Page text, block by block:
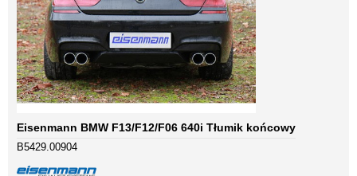
Eisenmann BMW F13/F12/F06 640i Tłumik końcowy
B5429.00904